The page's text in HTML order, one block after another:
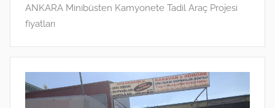
n
d
g
ö
n
d
ANKARA Minibüsten Kamyonete Tadil Araç Projesi
fiyatları